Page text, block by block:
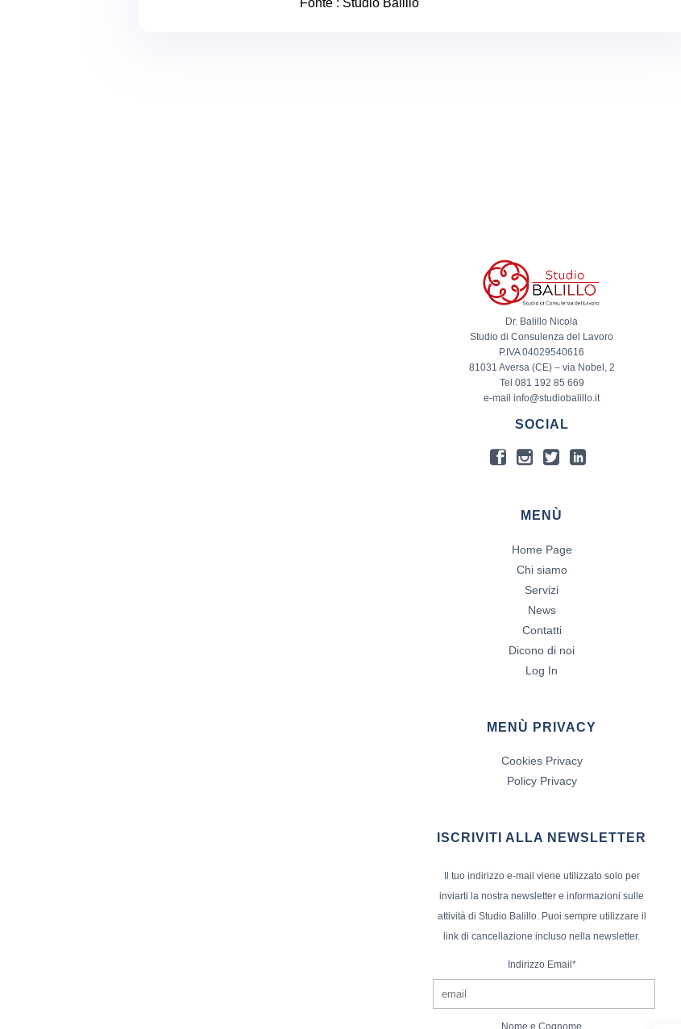
Fonte : Studio Balillo
Dr. Balillo Nicola
Studio di Consulenza del Lavoro
P.IVA 04029540616
81031 Aversa (CE) – via Nobel, 2
Tel 081 192 85 669
e-mail info@studiobalillo.it
SOCIAL
MENÙ
Home Page
Chi siamo
Servizi
News
Contatti
Dicono di noi
Log In
MENÙ PRIVACY
Cookies Privacy
Policy Privacy
ISCRIVITI ALLA NEWSLETTER
Il tuo indirizzo e-mail viene utilizzato solo per
inviarti la nostra newsletter e informazioni sulle
attività di Studio Balillo. Puoi sempre utilizzare il
link di cancellazione incluso nella newsletter.
Indirizzo Email*
Nome e Cognome